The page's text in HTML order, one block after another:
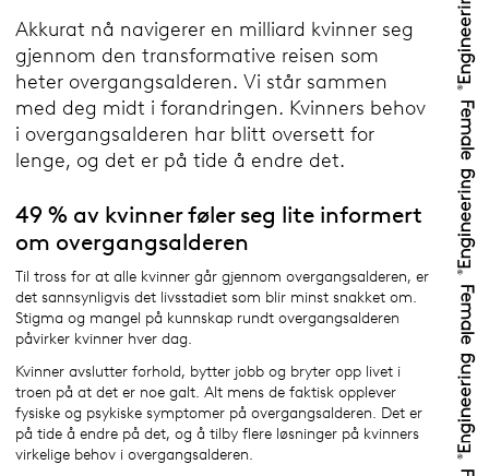
Akkurat nå navigerer en milliard kvinner seg
gjennom den transformative reisen som
heter overgangsalderen. Vi står sammen
med deg midt i forandringen. Kvinners behov
i overgangsalderen har blitt oversett for
lenge, og det er på tide å endre det.
49 % av kvinner føler seg lite informert
om overgangsalderen
Til tross for at alle kvinner går gjennom overgangsalderen, er
det sannsynligvis det livsstadiet som blir minst snakket om.
Stigma og mangel på kunnskap rundt overgangsalderen
påvirker kvinner hver dag.
Kvinner avslutter forhold, bytter jobb og bryter opp livet i
troen på at det er noe galt. Alt mens de faktisk opplever
fysiske og psykiske symptomer på overgangsalderen. Det er
på tide å endre på det, og å tilby flere løsninger på kvinners
virkelige behov i overgangsalderen.